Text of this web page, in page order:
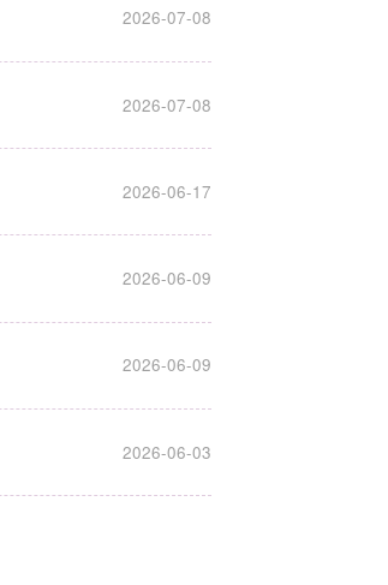
2026-07-08
2026-07-08
2026-06-17
2026-06-09
2026-06-09
2026-06-03